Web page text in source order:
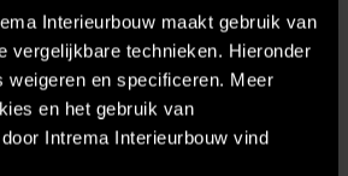
Interieurbouw maakt gebruik van
vergelijkbare technieken. Hieronder
weigeren en specificeren. Meer
en het gebruik van
Intrema Interieurbouw vind